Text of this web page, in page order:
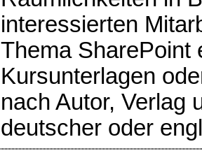
interessierten
Thema SharePoint
Kursunterlagen
nach Autor, Verlag
deutscher oder